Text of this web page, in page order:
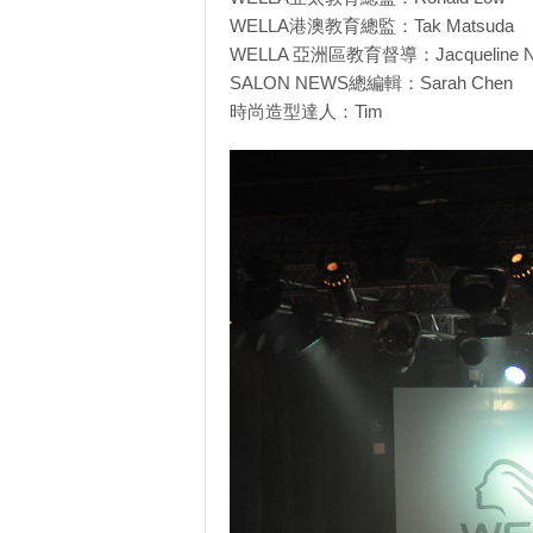
WELLA港澳教育總監：Tak Matsuda
WELLA 亞洲區教育督導：Jacqueline
SALON NEWS總編輯：Sarah Chen
時尚造型達人：Tim